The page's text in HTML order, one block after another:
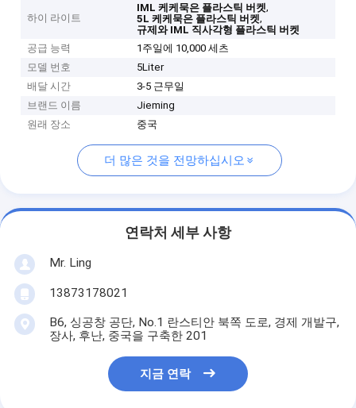
하이 라이트
IML 케케묵은 플라스틱 버켓,
5L 케케묵은 플라스틱 버켓,
규제와 IML 직사각형 플라스틱 버켓
공급 능력
1주일에 10,000 세츠
모델 번호
5Liter
배달 시간
3-5 근무일
브랜드 이름
Jieming
원래 장소
중국
더 많은 것을 전망하십시오
연락처 세부 사항
Mr. Ling
13873178021
B6, 싱공창 공단, No.1 란스티안 북쪽 도로, 경제 개발구,
장사, 후난, 중국을 구축한 201
지금 연락